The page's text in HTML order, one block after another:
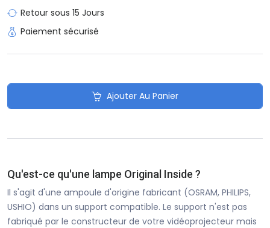
Retour sous 15 Jours
Paiement sécurisé
Ajouter Au Panier
Qu'est-ce qu'une lampe Original Inside ?
Il s'agit d'une ampoule d'origine fabricant (OSRAM, PHILIPS,
USHIO) dans un support compatible. Le support n'est pas
fabriqué par le constructeur de votre vidéoprojecteur mais